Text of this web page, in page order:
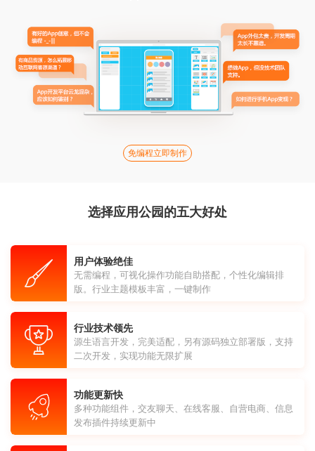
免编程立即制作
选择应用公园的五大好处
用户体验绝佳
无需编程，可视化操作功能自助搭配，个性化编辑排
版。行业主题模板丰富，一键制作
行业技术领先
源生语言开发，完美适配，另有源码独立部署版，支持
二次开发，实现功能无限扩展
功能更新快
多种功能组件，交友聊天、在线客服、自营电商、信息
发布插件持续更新中